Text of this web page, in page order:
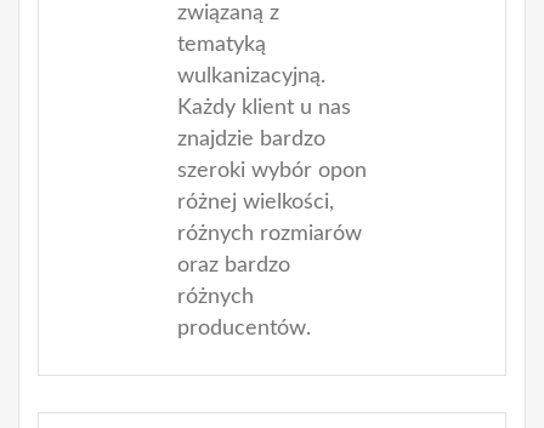
związaną z
tematyką
wulkanizacyjną.
Każdy klient u nas
znajdzie bardzo
szeroki wybór opon
różnej wielkości,
różnych rozmiarów
oraz bardzo
różnych
producentów.